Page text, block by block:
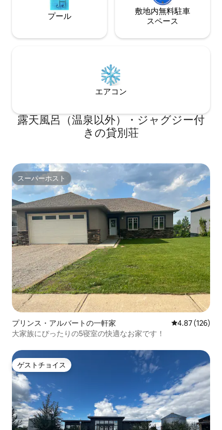
プール
敷地内無料駐⁠車
ス⁠ペ⁠ー⁠ス
エアコン
露天風呂（温泉以外）・ジャグジー付
きの貸別荘
スーパーホスト
スーパーホスト
プリンス・アルバートの一軒家 レビュー126
4.87 (126)
大家族にぴったりの5寝室の快適なお家です！
ゲストチョイス
ゲストチョイス